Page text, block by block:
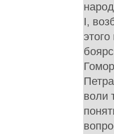
I,
воли